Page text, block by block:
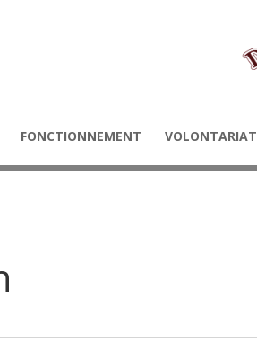
FONCTIONNEMENT VOLONTARIAT